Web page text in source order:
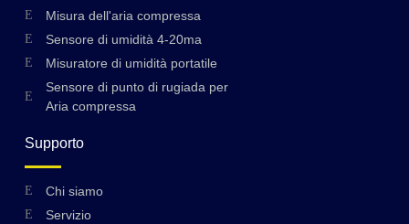
Misura dell'aria compressa
Sensore di umidità 4-20ma
Misuratore di umidità portatile
Sensore di punto di rugiada per
Aria compressa
Supporto
Chi siamo
Servizio